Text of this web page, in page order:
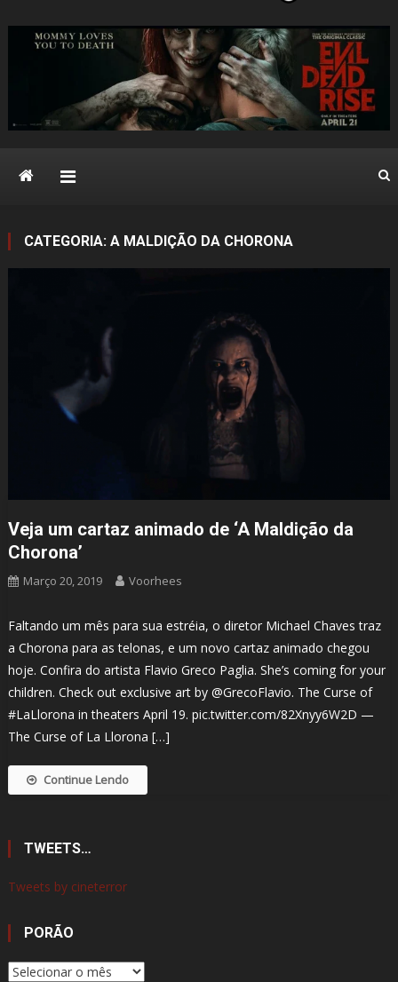
Cine Terror
CATEGORIA: A MALDIÇÃO DA CHORONA
Veja um cartaz animado de ‘A Maldição da
Chorona’
Março 20, 2019 Voorhees
Faltando um mês para sua estréia, o diretor Michael Chaves traz
a Chorona para as telonas, e um novo cartaz animado chegou
hoje. Confira do artista Flavio Greco Paglia. She’s coming for your
children. Check out exclusive art by @GrecoFlavio. The Curse of
#LaLlorona in theaters April 19. pic.twitter.com/82Xnyy6W2D —
The Curse of La Llorona […]
Continue Lendo
TWEETS…
Tweets by cineterror
PORÃO
Porão